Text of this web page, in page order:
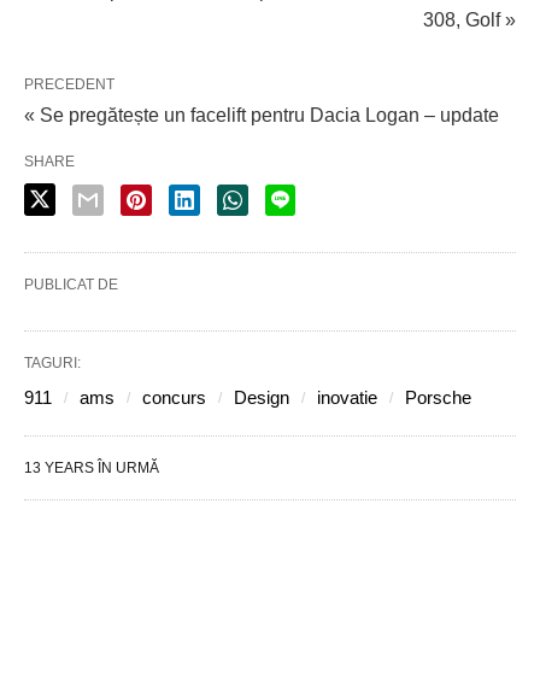
308, Golf »
PRECEDENT
« Se pregătește un facelift pentru Dacia Logan – update
SHARE
PUBLICAT DE
TAGURI:
911 ams concurs Design inovatie Porsche
13 YEARS ÎN URMĂ